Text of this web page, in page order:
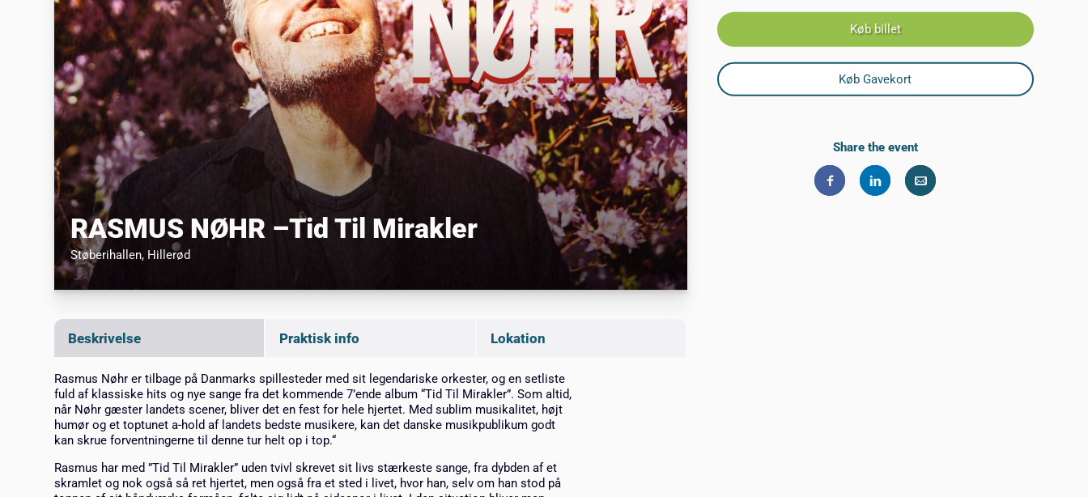
RASMUS NØHR –Tid Til Mirakler
Støberihallen, Hillerød
Beskrivelse Praktisk info Lokation
Rasmus Nøhr er tilbage på Danmarks spillesteder med sit legendariske orkester, og en setliste
fuld af klassiske hits og nye sange fra det kommende 7’ende album “Tid Til Mirakler”. Som altid,
når Nøhr gæster landets scener, bliver det en fest for hele hjertet. Med sublim musikalitet, højt
humør og et toptunet a-hold af landets bedste musikere, kan det danske musikpublikum godt
kan skrue forventningerne til denne tur helt op i top.“
Rasmus har med ”Tid Til Mirakler” uden tvivl skrevet sit livs stærkeste sange, fra dybden af et
skramlet og nok også så ret hjertet, men også fra et sted i livet, hvor han, selv om han stod på
Køb billet
Køb Gavekort
Share the event